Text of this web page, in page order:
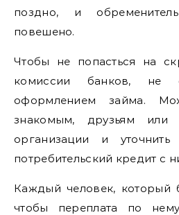
поздно, и
повешено.
Чтобы не попасться на
комиссии банков, не
оформлением займа.
знакомым, друзьям или
организации и
потребительский кредит с
Каждый человек, который
чтобы переплата по